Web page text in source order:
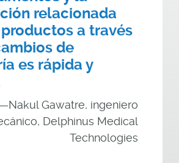
relacionada
a través
de
es rápida y
—Nakul Gawatre, ingeniero
Delphinus Medical
Technologies